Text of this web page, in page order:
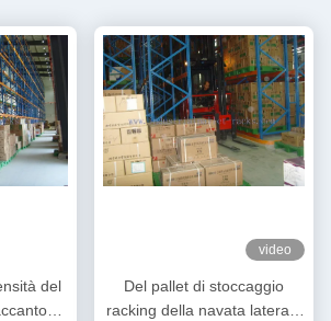
del
video
Del pallet di stoccaggio
racking della navata laterale